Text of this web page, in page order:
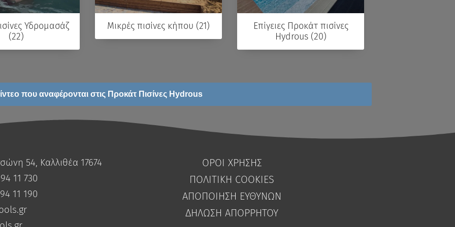
Υδρομασάζ
(22)
Μικρές πισίνες κήπου (21)
Επίγειες Προκάτ πισίνες
Hydrous (20)
που αναφέρονται στις Προκάτ Πισίνες Hydrous
54, Καλλιθέα 17674
11 730
11 190
ΟΡΟΙ ΧΡΗΣΗΣ
ΠΟΛΙΤΙΚΗ COOKIES
ΑΠΟΠΟΙΗΣΗ ΕΥΘΥΝΩΝ
ΔΗΛΩΣΗ ΑΠΟΡΡΗΤΟΥ